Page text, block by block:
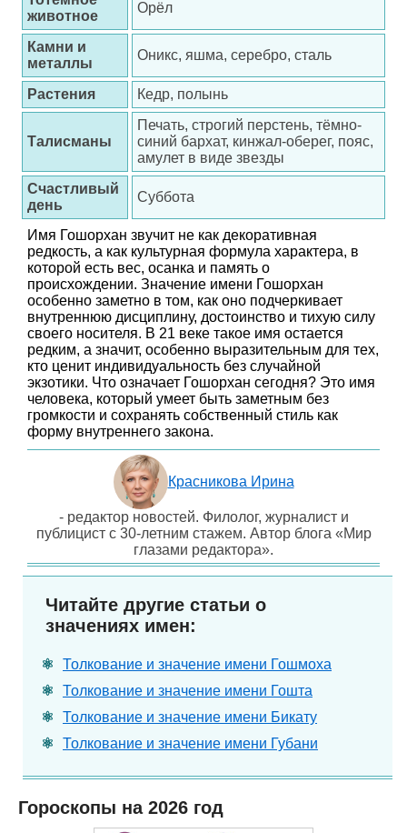
животное
Орёл
Камни и
металлы
Оникс, яшма, серебро, сталь
Растения Кедр, полынь
Талисманы
Печать, строгий перстень, тёмно-
синий бархат, кинжал-оберег, пояс,
амулет в виде звезды
Счастливый
день
Суббота
Имя Гошорхан звучит не как декоративная
редкость, а как культурная формула характера, в
которой есть вес, осанка и память о
происхождении. Значение имени Гошорхан
особенно заметно в том, как оно подчеркивает
внутреннюю дисциплину, достоинство и тихую силу
своего носителя. В 21 веке такое имя остается
редким, а значит, особенно выразительным для тех,
кто ценит индивидуальность без случайной
экзотики. Что означает Гошорхан сегодня? Это имя
человека, который умеет быть заметным без
громкости и сохранять собственный стиль как
форму внутреннего закона.
Красникова Ирина
- редактор новостей. Филолог, журналист и
публицист с 30-летним стажем. Автор блога «Мир
глазами редактора».
Читайте другие статьи о
значениях имен:
Толкование и значение имени Гошмоха
Толкование и значение имени Гошта
Толкование и значение имени Бикату
Толкование и значение имени Губани
Гороскопы на 2026 год